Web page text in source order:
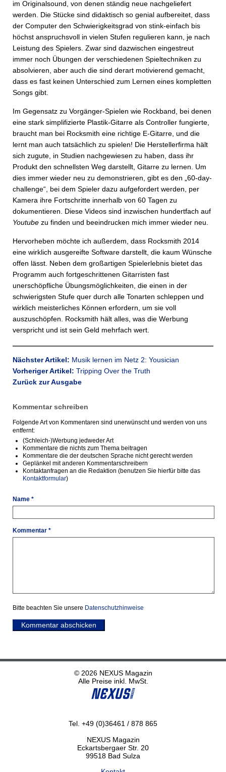
im Originalsound, von denen ständig neue nachgeliefert
werden. Die Stücke sind didaktisch so genial aufbereitet, dass
der Computer den Schwierigkeitsgrad von stink-einfach bis
höchst anspruchsvoll in vielen Stufen regulieren kann, je nach
Leistung des Spielers. Zwar sind dazwischen eingestreut
immer noch Übungen der verschiedenen Spieltechniken zu
absolvieren, aber auch die sind derart motivierend gemacht,
dass es fast keinen Unterschied zum Lernen eines kompletten
Songs gibt.
Im Gegensatz zu Vorgänger-Spielen wie Rockband, bei denen
eine stark simplifizierte Plastik-Gitarre als Controller fungierte,
braucht man bei Rocksmith eine richtige E-Gitarre, und die
lernt man auch tatsächlich zu spielen! Die Herstellerfirma hält
sich zugute, in Studien nachgewiesen zu haben, dass ihr
Produkt den schnellsten Weg darstellt, Gitarre zu lernen. Um
dies immer wieder neu zu demonstrieren, gibt es den „60-day-
challenge“, bei dem Spieler dazu aufgefordert werden, per
Kamera ihre Fortschritte innerhalb von 60 Tagen zu
dokumentieren. Diese Videos sind inzwischen hundertfach auf
Youtube zu finden und beeindrucken mich immer wieder neu.
Hervorheben möchte ich außerdem, dass Rocksmith 2014
eine wirklich ausgereifte Software darstellt, die kaum Wünsche
offen lässt. Neben dem großartigen Spielerlebnis bietet das
Programm auch fortgeschrittenen Gitarristen fast
unerschöpfliche Übungsmöglichkeiten, die einen in der
schwierigsten Stufe quer durch alle Tonarten schleppen und
wirklich meisterliches Können erfordern, um sie voll
auszuschöpfen. Rocksmith hält alles, was die Werbung
verspricht und ist sein Geld mehrfach wert.
Nächster Artikel: Musik lernen im Netz 2: Yousician
Vorheriger Artikel: Tripping Over the Truth
Zurück zur Ausgabe
Kommentar schreiben
Folgende Art von Kommentaren sind unerwünscht und werden von uns
entfernt:
(Schleich-)Werbung jedweder Art
Kommentare die nichts zum Thema beitragen
Kommentare die der deutschen Sprache nicht gerecht werden
Geplänkel mit anderen Kommentarschreibern
Kontaktanfragen an die Redaktion (benutzen Sie hierfür bitte das
Kontaktformular)
Name *
Kommentar *
Bitte beachten Sie unsere Datenschutzhinweise
Kommentar abschicken
© 2026 NEXUS Magazin
Alle Preise inkl. MwSt.
Tel. +49 (0)36461 / 878 865
NEXUS Magazin
Eckartsbergaer Str. 20
99518 Bad Sulza